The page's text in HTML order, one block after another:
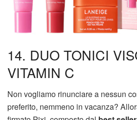
14. DUO TONICI
VITAMIN C
Non vogliamo rinunciare a nessun
preferito, nemmeno in vacanza?